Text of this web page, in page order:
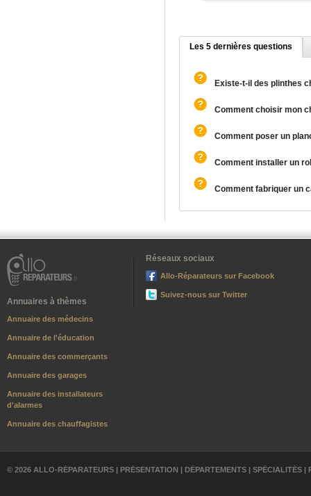
Les 5 dernières questions
Existe-t-il des plinthes
Comment choisir mon
Comment poser un
Comment installer un
Comment fabriquer un
Annuaires à thèmes
Annuaire des médecins
Annuaire de l'éducation
Annuaire des commerçants
Annuaire des garages
Annuaire des installateurs
d'alarmes
Annuaire des chauffagistes
Réseaux sociaux
Allo-Réparateurs sur Facebook
Suivez-nous sur Twitter
© 2026 ALLO-RÉPARATEURS | PRÉSENTATION | DÉPARTEMENTS | SPÉCIALITÉS |